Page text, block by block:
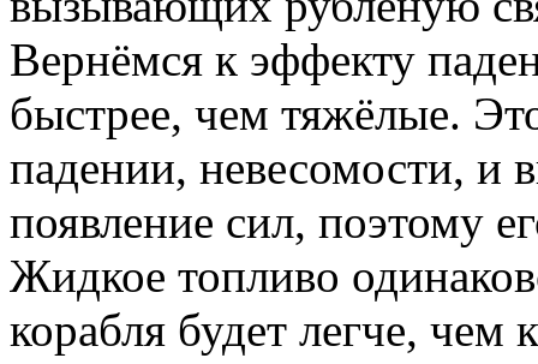
Вернёмся к эффекту
быстрее, чем тяжёлые.
падении, невесомости, и
появление сил, поэтому
Жидкое топливо
корабля будет легче, чем